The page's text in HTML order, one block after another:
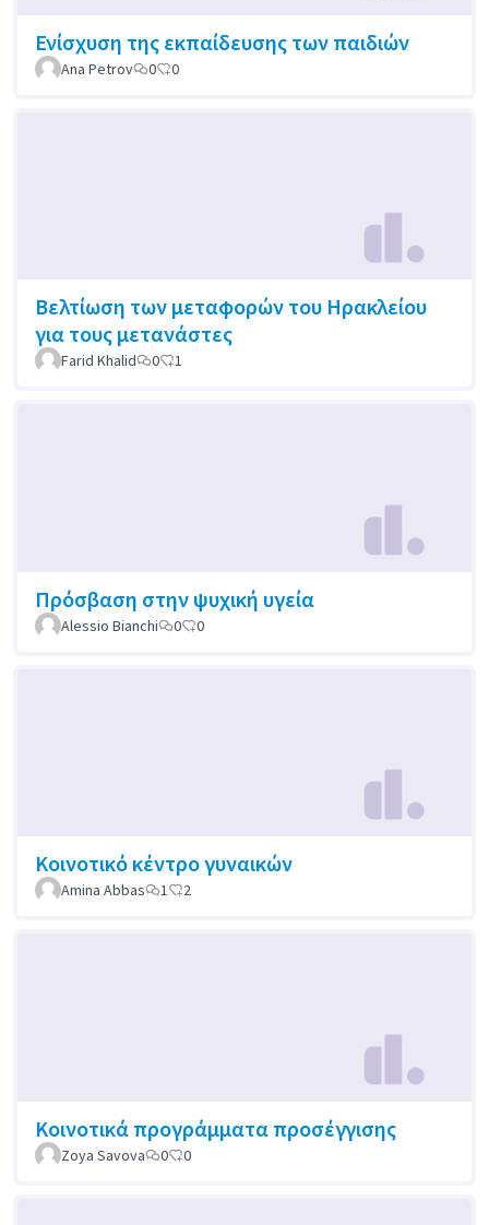
Ενίσχυση της εκπαίδευσης των παιδιών
Ana Petrov 0 0
Βελτίωση των μεταφορών του Ηρακλείου
για τους μετανάστες
Farid Khalid 0 1
Πρόσβαση στην ψυχική υγεία
Alessio Bianchi 0 0
Κοινοτικό κέντρο γυναικών
Amina Abbas 1 2
Κοινοτικά προγράμματα προσέγγισης
Zoya Savova 0 0